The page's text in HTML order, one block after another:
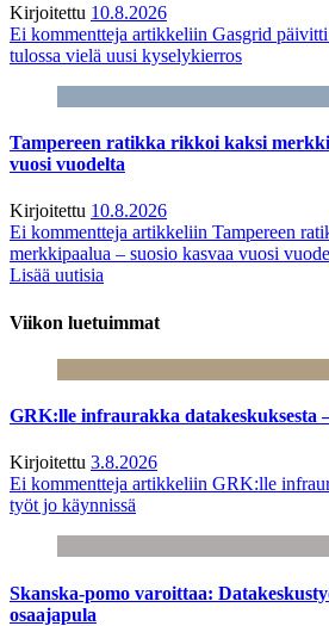
Kirjoitettu 10.8.2026
Ei kommentteja artikkeliin Gasgrid
tulossa vielä uusi kyselykierros
Tampereen ratikka rikkoi kaksi
vuosi vuodelta
Kirjoitettu 10.8.2026
Ei kommentteja artikkeliin Tampereen
merkkipaalua – suosio kasvaa vuosi
Lisää uutisia
Viikon luetuimmat
GRK:lle infraurakka datakeskuksesta
Kirjoitettu 3.8.2026
Ei kommentteja artikkeliin GRK:lle
työt jo käynnissä
Skanska-pomo varoittaa:
osaajapula